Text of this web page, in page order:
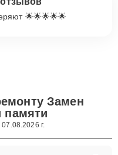
🌟🌟🌟🌟🌟
Замен
памяти
07.08.2026 г.